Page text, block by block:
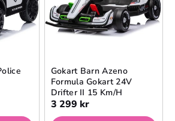
Gokart Barn Azeno
Formula Gokart 24V
Drifter II 15 Km/h
3 299 kr